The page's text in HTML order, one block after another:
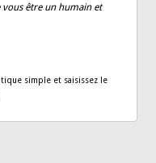
être un humain et
simple et saisissez le